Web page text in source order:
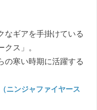
なギアを手掛けている
ス」。
の寒い時期に活躍する
ニンジャファイヤース